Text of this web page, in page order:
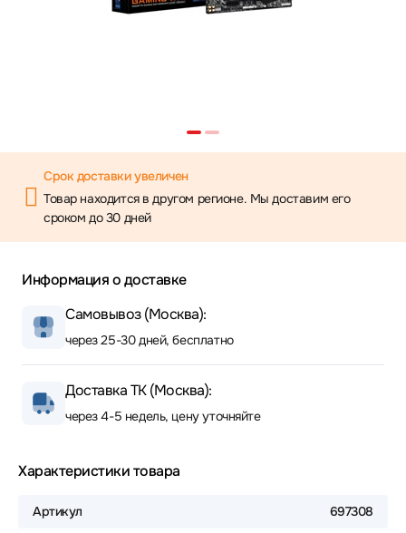
Срок доставки увеличен
Товар находится в другом регионе. Мы доставим его
сроком до 30 дней
Информация о доставке
Самовывоз (Москва):
через 25-30 дней, бесплатно
Доставка ТК (Москва):
через 4-5 недель, цену уточняйте
Характеристики товара
Артикул 697308